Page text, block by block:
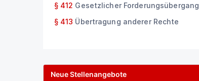
§ 412 Gesetzlicher Forderungsübergang
§ 413 Übertragung anderer Rechte